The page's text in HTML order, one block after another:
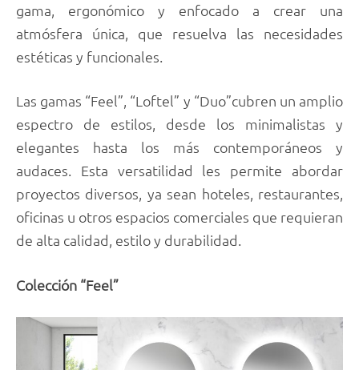
gama, ergonómico y enfocado a crear una
atmósfera única, que resuelva las necesidades
estéticas y funcionales.
Las gamas “Feel”, “Loftel” y “Duo”cubren un amplio
espectro de estilos, desde los minimalistas y
elegantes hasta los más contemporáneos y
audaces. Esta versatilidad les permite abordar
proyectos diversos, ya sean hoteles, restaurantes,
oficinas u otros espacios comerciales que requieran
de alta calidad, estilo y durabilidad.
Colección “Feel”